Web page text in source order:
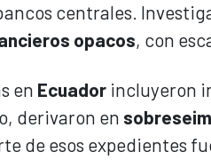
centrales.
opacos, con
en Ecuador incluyeron
derivaron en
de esos expedientes